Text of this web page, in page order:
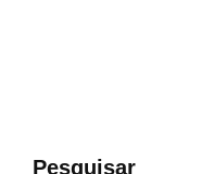
Pesquisar